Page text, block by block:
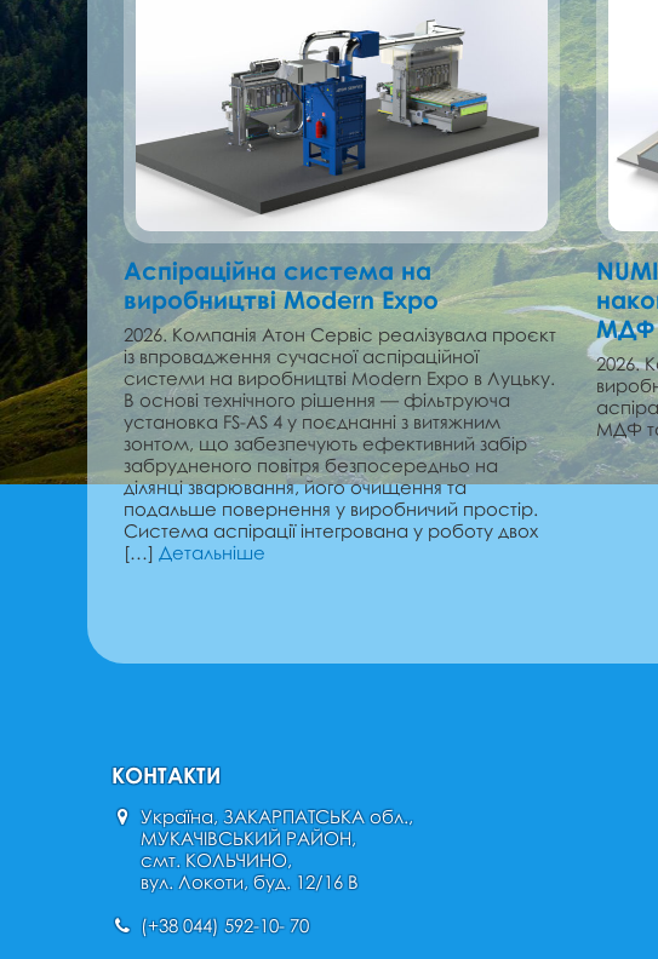
Аспіраційна система на
виробництві Modern Expo
2026. Компанія Атон Сервіс реалізувала проєкт
із впровадження сучасної аспіраційної
системи на виробництві Modern Expo в Луцьку.
В основі технічного рішення — фільтруюча
установка FS-AS 4 у поєднанні з витяжним
зонтом, що забезпечують ефективний забір
забрудненого повітря безпосередньо на
ділянці зварювання, його очищення та
подальше повернення у виробничий простір.
Система аспірації інтегрована у роботу двох
[…] Детальніше
МДФ
2026.
МДФ
КОНТАКТИ
Україна, ЗАКАРПАТСЬКА обл.,
МУКАЧІВСЬКИЙ РАЙОН,
смт. КОЛЬЧИНО,
вул. Локоти, буд. 12/16 В
(+38 044) 592-10- 70